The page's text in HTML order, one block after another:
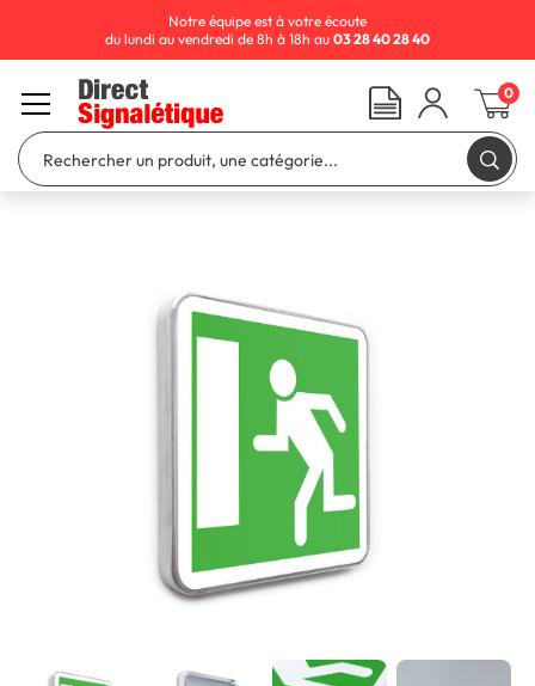
Notre équipe est à votre écoute
du lundi au vendredi de 8h à 18h au 03 28 40 28 40
0